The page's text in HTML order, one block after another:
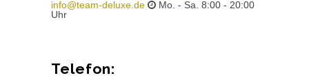
info@team-deluxe.de
Mo. - Sa. 8:00 - 20:00
Uhr
Telefon: